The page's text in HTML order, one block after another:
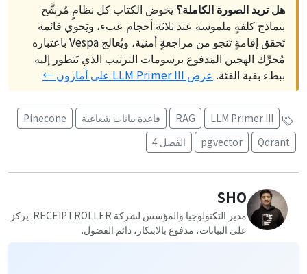
هل تريد الصورة الكاملة؟يَخوض الكتاب كل نظامٍ مُرشَّح
بنماذج كلفةٍ ملموسة عند ثلاثة أحجام عبء، ويَحوي قائمة
تَحقق إقامةٍ تَنجو من مراجعةٍ أمنية، ويُعالج Vespa باعتباره
مُحرِّك الهجين المَدفوع برسومات الترتيب الذي تَتطور إليه
ببطء بقية الفئة. عرض LLM Primer III على أمازون ←
LLM Primer III
RAG قاعدة بيانات شعاعية
Pinecone
Qdrant
pgvector الفصل 4
SHO
مدير التكنولوجيا والمؤسس لشركة RECEIPTROLLER. يركز
على البيانات، مدفوع بالابتكار، دائم الفضول.